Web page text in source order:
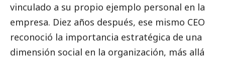
vinculado a su propio ejemplo personal en la
empresa. Diez años después, ese mismo CEO
reconoció la importancia estratégica de una
dimensión social en la organización, más allá